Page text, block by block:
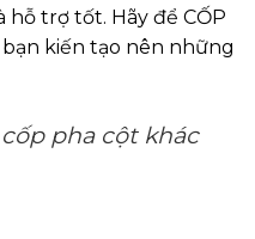
hỗ trợ tốt. Hãy để CỐP
kiến tạo nên những
pha cột khác